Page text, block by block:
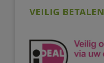
VEILIG BETALEN